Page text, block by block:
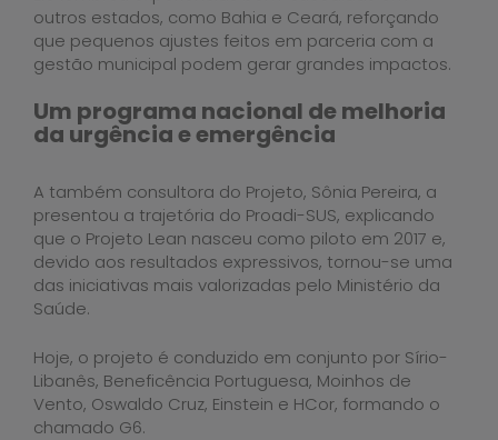
outros estados, como Bahia e Ceará, reforçando
que pequenos ajustes feitos em parceria com a
gestão municipal podem gerar grandes impactos.
Um programa nacional de melhoria
da urgência e emergência
A também consultora do Projeto, Sônia Pereira, a
presentou a trajetória do Proadi-SUS, explicando
que o Projeto Lean nasceu como piloto em 2017 e,
devido aos resultados expressivos, tornou-se uma
das iniciativas mais valorizadas pelo Ministério da
Saúde.
Hoje, o projeto é conduzido em conjunto por Sírio-
Libanês, Beneficência Portuguesa, Moinhos de
Vento, Oswaldo Cruz, Einstein e HCor, formando o
chamado G6.